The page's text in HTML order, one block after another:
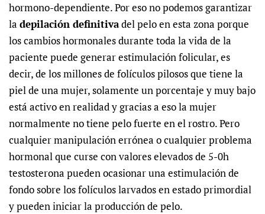
hormono-dependiente. Por eso no podemos garantizar
la depilación definitivadel pelo en esta zona porque
los cambios hormonales durante toda la vida de la
paciente puede generar estimulación folicular, es
decir, de los millones de folículos pilosos que tiene la
piel de una mujer, solamente un porcentaje y muy bajo
está activo en realidad y gracias a eso la mujer
normalmente no tiene pelo fuerte en el rostro. Pero
cualquier manipulación errónea o cualquier problema
hormonal que curse con valores elevados de 5-0h
testosterona pueden ocasionar una estimulación de
fondo sobre los folículos larvados en estado primordial
y pueden iniciar la producción de pelo.